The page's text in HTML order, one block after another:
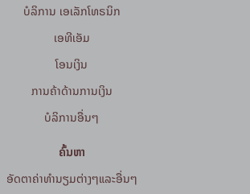
ບໍລິການ ເອເລັກໂທຣນິກ
ເອທີເອັມ
ໂອນເງິນ
ການຄ້າດ້ານການເງິນ
ບໍລິການອື່ນໆ
ຄົ້ນຫາ
ອັດຕາຄ່າທຳນຽມຕ່າງໆແລະອື່ນໆ